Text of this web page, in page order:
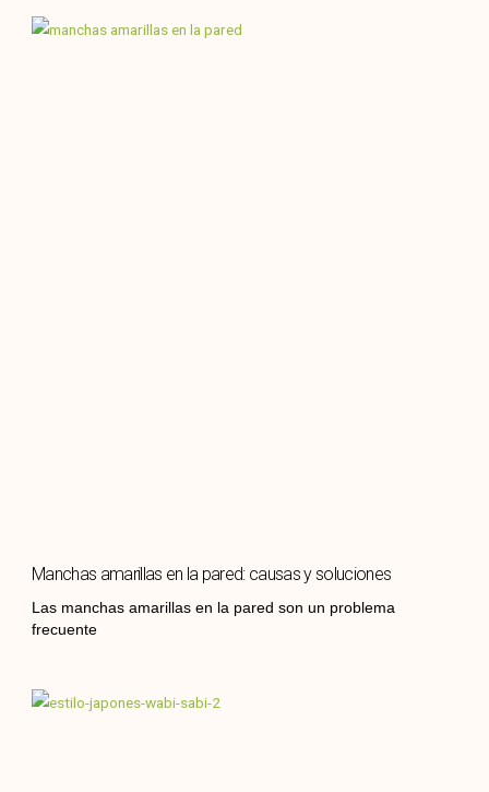
Manchas amarillas en la pared: causas y soluciones
Las manchas amarillas en la pared son un problema
frecuente